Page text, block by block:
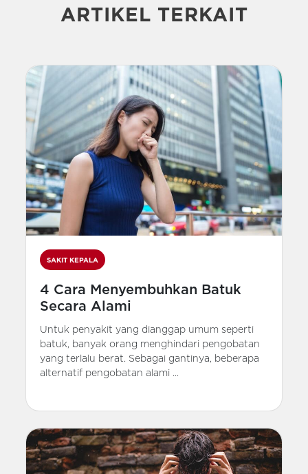
ARTIKEL TERKAIT
SAKIT KEPALA
4 Cara Menyembuhkan Batuk
Secara Alami
Untuk penyakit yang dianggap umum seperti
batuk, banyak orang menghindari pengobatan
yang terlalu berat. Sebagai gantinya, beberapa
alternatif pengobatan alami ...